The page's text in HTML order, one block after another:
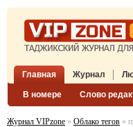
Главная Журнал
В номере Слово
Журнал VIPzone » Облако тегов »